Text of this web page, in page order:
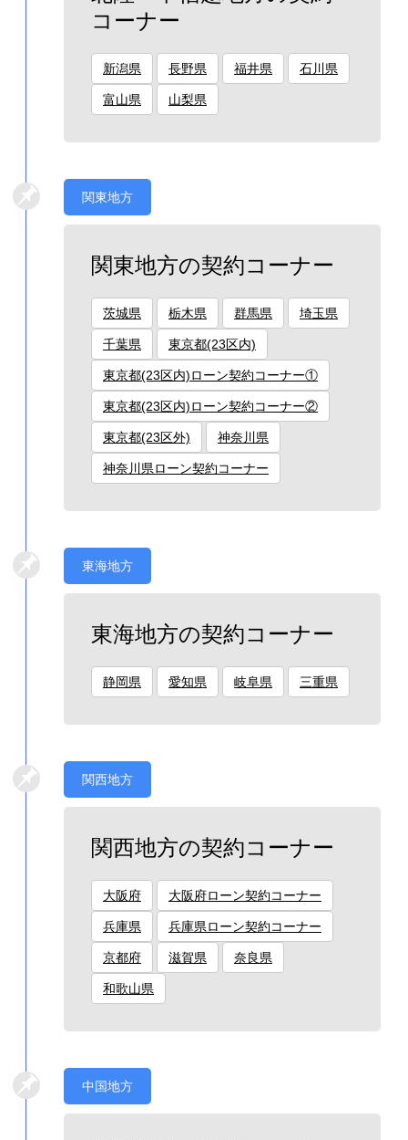
コーナー
新潟県 長野県 福井県 石川県
富山県 山梨県
関東地方
関東地方の契約コーナー
茨城県 栃木県 群馬県 埼玉県
千葉県 東京都(23区内)
東京都(23区内)ローン契約コーナー①
東京都(23区内)ローン契約コーナー②
東京都(23区外) 神奈川県
神奈川県ローン契約コーナー
東海地方
東海地方の契約コーナー
静岡県 愛知県 岐阜県 三重県
関西地方
関西地方の契約コーナー
大阪府 大阪府ローン契約コーナー
兵庫県 兵庫県ローン契約コーナー
京都府 滋賀県 奈良県
和歌山県
中国地方